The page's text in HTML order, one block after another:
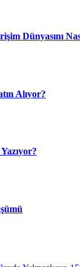
Dünyasını
Alıyor?